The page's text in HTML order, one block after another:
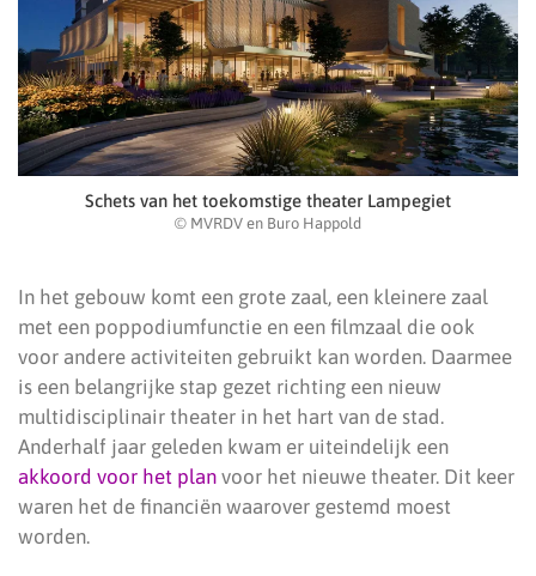
Schets van het toekomstige theater Lampegiet
© MVRDV en Buro Happold
In het gebouw komt een grote zaal, een kleinere zaal
met een poppodiumfunctie en een filmzaal die ook
voor andere activiteiten gebruikt kan worden. Daarmee
is een belangrijke stap gezet richting een nieuw
multidisciplinair theater in het hart van de stad.
Anderhalf jaar geleden kwam er uiteindelijk een
akkoord voor het plan voor het nieuwe theater. Dit keer
waren het de financiën waarover gestemd moest
worden.